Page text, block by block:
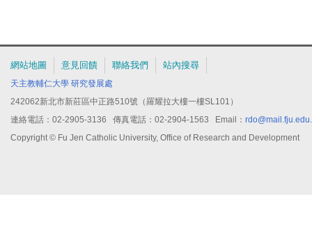
網站地圖 意見回饋 聯絡我們 站內搜尋
天主教輔仁大學 研究發展處
242062新北市新莊區中正路510號（羅耀拉大樓一樓SL101）
連絡電話：02-2905-3136 傳真電話：02-2904-1563 Email：
Copyright © Fu Jen Catholic University, Office of Research and Development